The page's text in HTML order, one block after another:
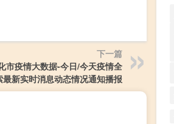
下一篇
市疫情大数据-今日/今天疫情全
最新实时消息动态情况通知播报